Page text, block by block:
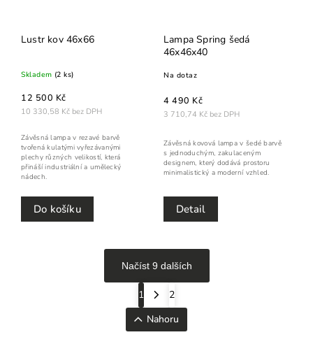
Lustr kov 46x66
Skladem (2 ks)
10 330,58 Kč bez DPH
12 500 Kč
Do košíku
Závěsná lampa v rezavé barvě
tvořená kulatými vyřezávanými
plechy různých velikostí, která
přináší industriální a umělecký
nádech.
Lampa Spring šedá
46x46x40
Na dotaz
3 710,74 Kč bez DPH
4 490 Kč
Detail
Závěsná kovová lampa v šedé barvě
s jednoduchým, zakulaceným
designem, který dodává prostoru
minimalistický a moderní vzhled.
Načíst 9 dalších
1
2
Nahoru